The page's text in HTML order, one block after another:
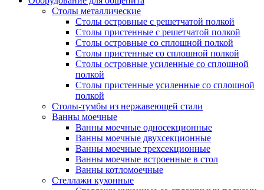
Столы металлические
Столы островные с решетчатой полкой
Столы пристенные с решетчатой полкой
Столы островные со сплошной полкой
Столы пристенные со сплошной полкой
Столы островные усиленные со сплошной
полкой
Столы пристенные усиленные со сплошной
полкой
Столы-тумбы из нержавеющей стали
Ванны моечные
Ванны моечные односекционные
Ванны моечные двухсекционные
Ванны моечные трехсекционные
Ванны моечные встроенные в стол
Ванны котломоечные
Стеллажи кухонные